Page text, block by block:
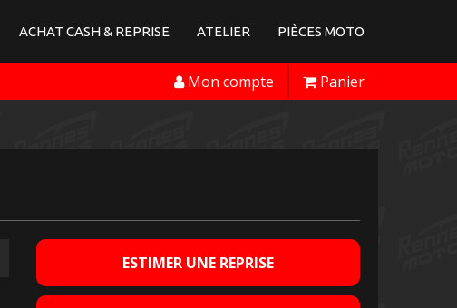
ACHAT CASH & REPRISE ATELIER PIÈCES MOTO
Panier
Mon compte
ESTIMER UNE REPRISE